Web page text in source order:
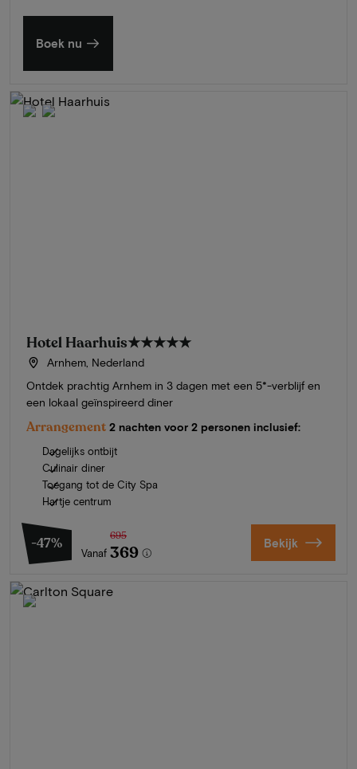
Boek nu
Hotel Haarhuis★★★★★
Arnhem, Nederland
Ontdek prachtig Arnhem in 3 dagen met een 5*-verblijf en
een lokaal geïnspireerd diner
Arrangement 2 nachten voor 2 personen inclusief:
Dagelijks ontbijt
Culinair diner
Toegang tot de City Spa
Hartje centrum
-47%
Vanaf
695
369 Bekijk